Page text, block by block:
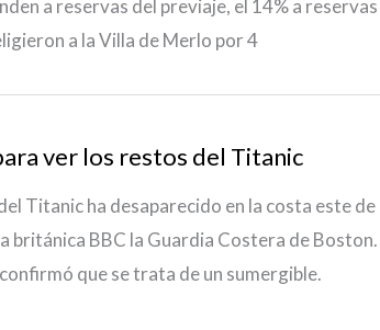
a reservas del previaje, el 14% a reservas
a la Villa de Merlo por 4
ver los restos del Titanic
Titanic ha desaparecido en la costa este de
británica BBC la Guardia Costera de Boston.
que se trata de un sumergible.